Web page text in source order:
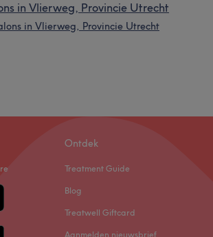
in Vlierweg, Provincie Utrecht
in Vlierweg, Provincie Utrecht
Ontdek
Treatment Guide
Blog
Treatwell Giftcard
Aanmelden nieuwsbrief